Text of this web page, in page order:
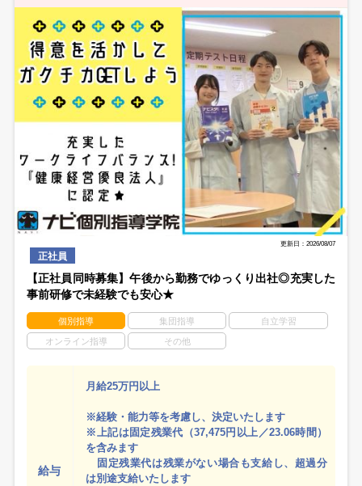
更新日：2026/08/07
正社員
【正社員同時募集】午後から勤務でゆっくり出社◎充実した
事前研修で未経験でも安心★
個別指導 集団指導 自立学習
オンライン指導 その他
給与
月給25万円以上
※経験・能力等を考慮し、決定いたします
※上記は固定残業代（37,475円以上／23.06時間）
を含みます
固定残業代は残業がない場合も支給し、超過分
は別途支給いたします